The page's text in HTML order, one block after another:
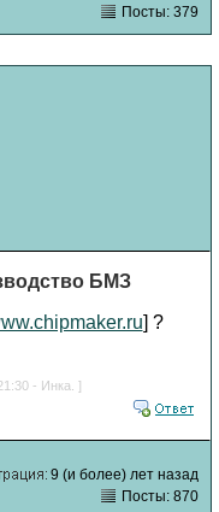
Посты: 379
БМЗ
] ?
- Инка. ]
9 (и более) лет назад
Посты: 870